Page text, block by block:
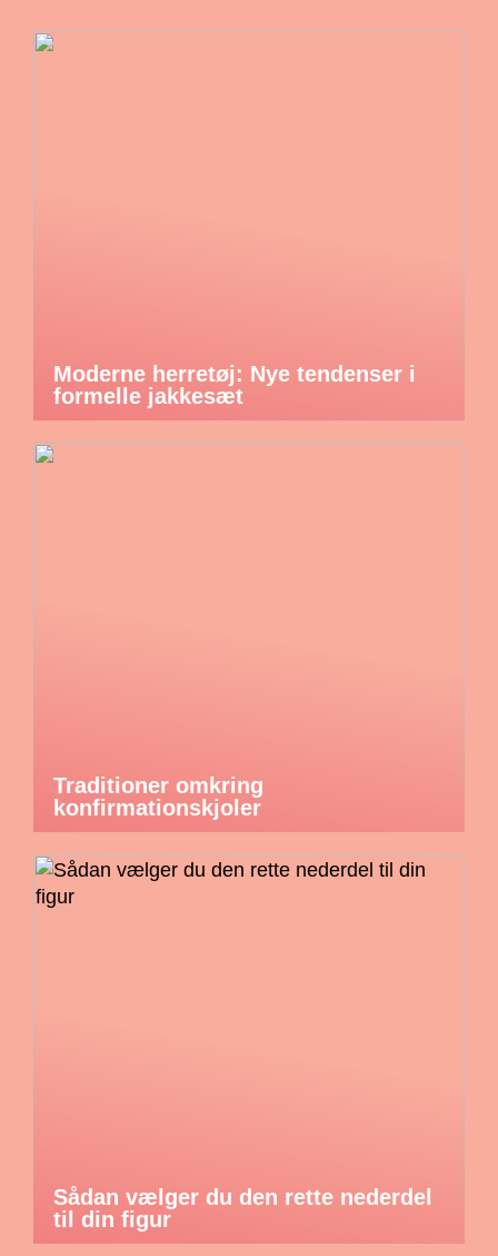
Moderne herretøj: Nye tendenser i
formelle jakkesæt
Traditioner omkring
konfirmationskjoler
Sådan vælger du den rette nederdel
til din figur